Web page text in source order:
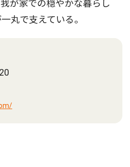
が家での穏やかな暮らし
丸で支えている。